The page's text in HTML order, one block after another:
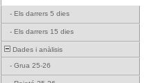
- Els darrers 5 dies
- Els darrers 15 dies
Dades i anàlisis
- Grua 25-26